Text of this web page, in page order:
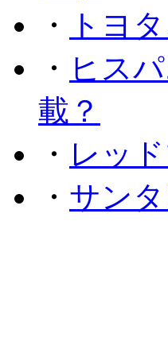
・
トヨ
・ ヒス
載？
・ レッ
・ サン